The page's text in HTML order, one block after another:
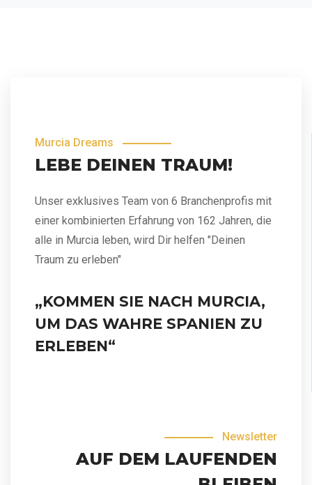
Murcia Dreams
LEBE DEINEN TRAUM!
Unser exklusives Team von 6 Branchenprofis mit
einer kombinierten Erfahrung von 162 Jahren, die
alle in Murcia leben, wird Dir helfen "Deinen
Traum zu erleben"
„KOMMEN SIE NACH MURCIA,
UM DAS WAHRE SPANIEN ZU
ERLEBEN“
Newsletter
AUF DEM LAUFENDEN